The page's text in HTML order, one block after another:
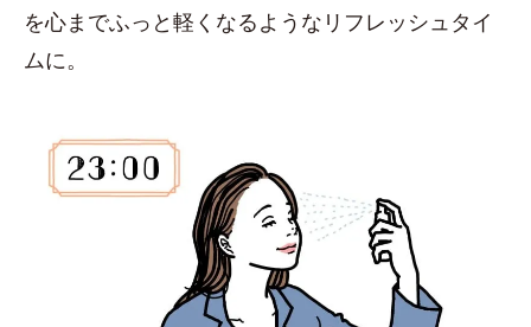
を心までふっと軽くなるようなリフレッシュタイ
ムに。